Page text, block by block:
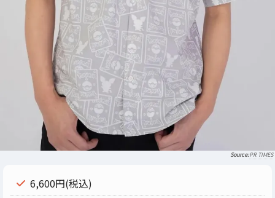
PR TIMES
6,600円(税込)